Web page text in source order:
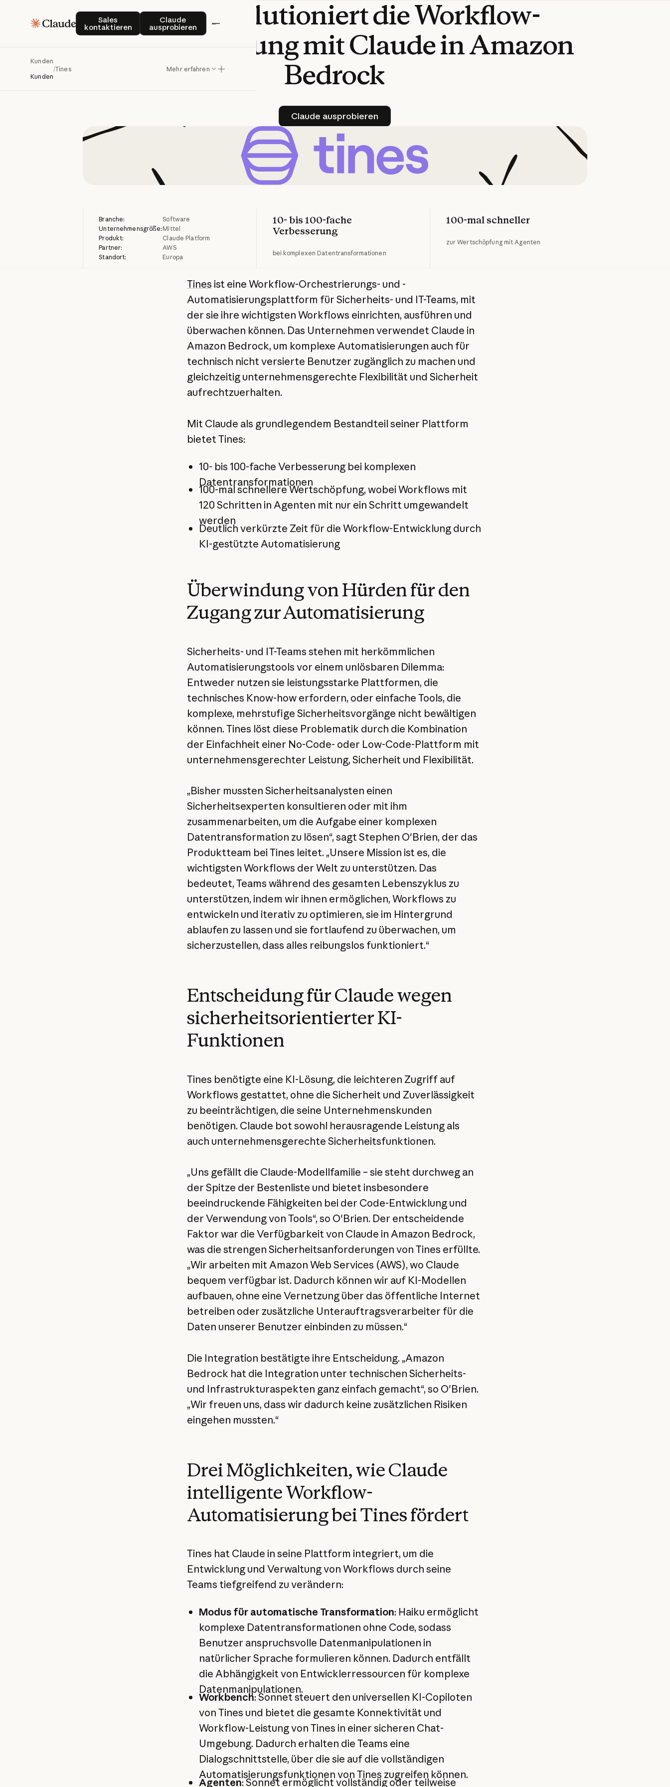
Sales
kontaktieren
Sales kontaktierenClaude
ausprobieren
Claude ausprobieren
Kunden
Kunden
/Tines Mehr erfahren
TinesrevolutioniertdieWorkflow-
AutomatisierungmitClaudeinAmazon
Bedrock
Claude ausprobieren
Claude ausprobieren
Branche:
Software
Unternehmensgröße: Mittel
Produkt:
Claude Platform
Partner:
AWS
Standort:
Europa
10- bis 100-fache
Verbesserung
bei komplexen Datentransformationen
100-mal schneller
zur Wertschöpfung mit Agenten
Tines ist eine Workflow-Orchestrierungs- und -
Automatisierungsplattform für Sicherheits- und IT-Teams, mit
der sie ihre wichtigsten Workflows einrichten, ausführen und
überwachen können. Das Unternehmen verwendet Claude in
Amazon Bedrock, um komplexe Automatisierungen auch für
technisch nicht versierte Benutzer zugänglich zu machen und
gleichzeitig unternehmensgerechte Flexibilität und Sicherheit
aufrechtzuerhalten.
Mit Claude als grundlegendem Bestandteil seiner Plattform
bietet Tines:
10- bis 100-fache Verbesserung bei komplexen
Datentransformationen
100-mal schnellere Wertschöpfung, wobei Workflows mit
120 Schritten in Agenten mit nur ein Schritt umgewandelt
werden
Deutlich verkürzte Zeit für die Workflow-Entwicklung durch
KI-gestützte Automatisierung
Überwindung von Hürden für den
Zugang zur Automatisierung
Sicherheits- und IT-Teams stehen mit herkömmlichen
Automatisierungstools vor einem unlösbaren Dilemma:
Entweder nutzen sie leistungsstarke Plattformen, die
technisches Know-how erfordern, oder einfache Tools, die
komplexe, mehrstufige Sicherheitsvorgänge nicht bewältigen
können. Tines löst diese Problematik durch die Kombination
der Einfachheit einer No-Code- oder Low-Code-Plattform mit
unternehmensgerechter Leistung, Sicherheit und Flexibilität.
„Bisher mussten Sicherheitsanalysten einen
Sicherheitsexperten konsultieren oder mit ihm
zusammenarbeiten, um die Aufgabe einer komplexen
Datentransformation zu lösen“, sagt Stephen O'Brien, der das
Produktteam bei Tines leitet. „Unsere Mission ist es, die
wichtigsten Workflows der Welt zu unterstützen. Das
bedeutet, Teams während des gesamten Lebenszyklus zu
unterstützen, indem wir ihnen ermöglichen, Workflows zu
entwickeln und iterativ zu optimieren, sie im Hintergrund
ablaufen zu lassen und sie fortlaufend zu überwachen, um
sicherzustellen, dass alles reibungslos funktioniert.“
Entscheidung für Claude wegen
sicherheitsorientierter KI-
Funktionen
Tines benötigte eine KI-Lösung, die leichteren Zugriff auf
Workflows gestattet, ohne die Sicherheit und Zuverlässigkeit
zu beeinträchtigen, die seine Unternehmenskunden
benötigen. Claude bot sowohl herausragende Leistung als
auch unternehmensgerechte Sicherheitsfunktionen.
„Uns gefällt die Claude-Modellfamilie – sie steht durchweg an
der Spitze der Bestenliste und bietet insbesondere
beeindruckende Fähigkeiten bei der Code-Entwicklung und
der Verwendung von Tools“, so O'Brien. Der entscheidende
Faktor war die Verfügbarkeit von Claude in Amazon Bedrock,
was die strengen Sicherheitsanforderungen von Tines erfüllte.
„Wir arbeiten mit Amazon Web Services (AWS), wo Claude
bequem verfügbar ist. Dadurch können wir auf KI-Modellen
aufbauen, ohne eine Vernetzung über das öffentliche Internet
betreiben oder zusätzliche Unterauftragsverarbeiter für die
Daten unserer Benutzer einbinden zu müssen.“
Die Integration bestätigte ihre Entscheidung. „Amazon
Bedrock hat die Integration unter technischen Sicherheits-
und Infrastrukturaspekten ganz einfach gemacht“, so O'Brien.
„Wir freuen uns, dass wir dadurch keine zusätzlichen Risiken
eingehen mussten.“
Drei Möglichkeiten, wie Claude
intelligente Workflow-
Automatisierung bei Tines fördert
Tines hat Claude in seine Plattform integriert, um die
Entwicklung und Verwaltung von Workflows durch seine
Teams tiefgreifend zu verändern:
Modus für automatische Transformation: Haiku ermöglicht
komplexe Datentransformationen ohne Code, sodass
Benutzer anspruchsvolle Datenmanipulationen in
natürlicher Sprache formulieren können. Dadurch entfällt
die Abhängigkeit von Entwicklerressourcen für komplexe
Datenmanipulationen.
Workbench: Sonnet steuert den universellen KI-Copiloten
von Tines und bietet die gesamte Konnektivität und
Workflow-Leistung von Tines in einer sicheren Chat-
Umgebung. Dadurch erhalten die Teams eine
Dialogschnittstelle, über die sie auf die vollständigen
Automatisierungsfunktionen von Tines zugreifen können.
Agenten: Sonnet ermöglicht vollständig oder teilweise